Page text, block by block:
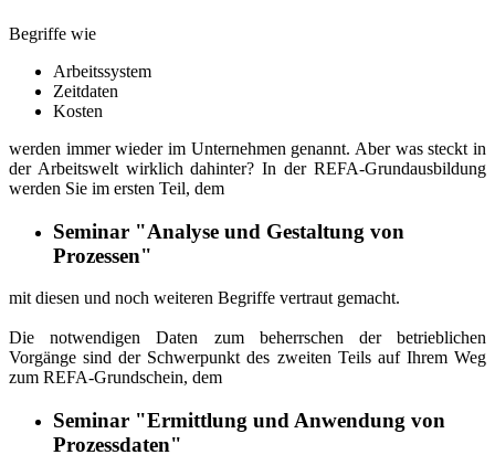
Begriffe wie
Arbeitssystem
Zeitdaten
Kosten
werden immer wieder im Unternehmen genannt. Aber was steckt in
der Arbeitswelt wirklich dahinter? In der REFA-Grundausbildung
werden Sie im ersten Teil, dem
Seminar "Analyse und Gestaltung von
Prozessen"
mit diesen und noch weiteren Begriffe vertraut gemacht.
Die notwendigen Daten zum beherrschen der betrieblichen
Vorgänge sind der Schwerpunkt des zweiten Teils auf Ihrem Weg
zum REFA-Grundschein, dem
Seminar "Ermittlung und Anwendung von
Prozessdaten"